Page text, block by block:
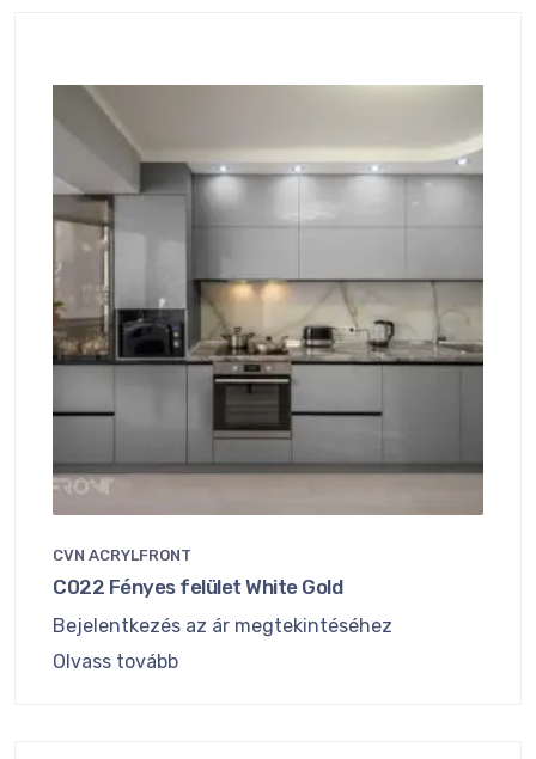
CVN ACRYLFRONT
C022 Fényes felület White Gold
Bejelentkezés az ár megtekintéséhez
Olvass tovább